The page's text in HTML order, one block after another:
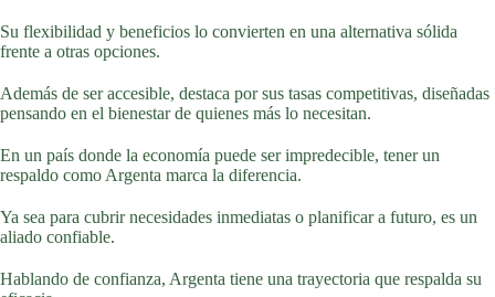
Su flexibilidad y beneficios lo convierten en una alternativa sólida
frente a otras opciones.
Además de ser accesible, destaca por sus tasas competitivas, diseñadas
pensando en el bienestar de quienes más lo necesitan.
En un país donde la economía puede ser impredecible, tener un
respaldo como Argenta marca la diferencia.
Ya sea para cubrir necesidades inmediatas o planificar a futuro, es un
aliado confiable.
Hablando de confianza, Argenta tiene una trayectoria que respalda su